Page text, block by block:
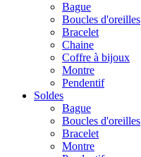
Bague
Boucles d'oreilles
Bracelet
Chaine
Coffre à bijoux
Montre
Pendentif
Soldes
Bague
Boucles d'oreilles
Bracelet
Montre